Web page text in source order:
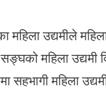
उद्यमीले
सङ्घको महिला
सहभागी महिला